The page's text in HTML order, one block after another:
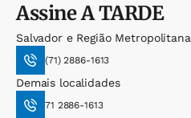
AssineA TARDE
Salvador e Região Metropolitana
(71) 2886-1613
Demais localidades
71 2886-1613